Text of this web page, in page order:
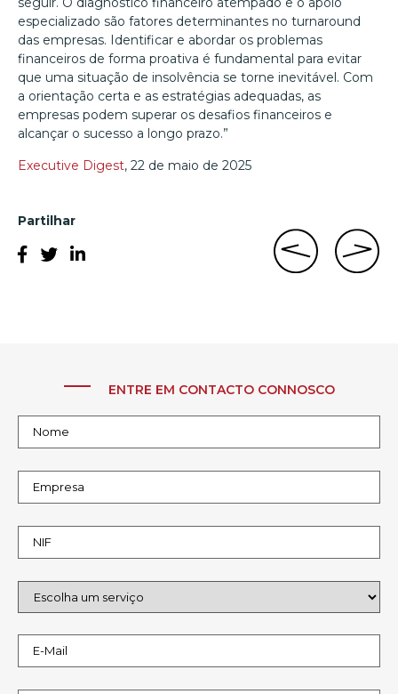
especializado são fatores determinantes no turnaround
das empresas. Identificar e abordar os problemas
financeiros de forma proativa é fundamental para evitar
que uma situação de insolvência se torne inevitável. Com
a orientação certa e as estratégias adequadas, as
empresas podem superar os desafios financeiros e
alcançar o sucesso a longo prazo.”
Executive Digest, 22 de maio de 2025
Partilhar
ENTRE EM CONTACTO CONNOSCO